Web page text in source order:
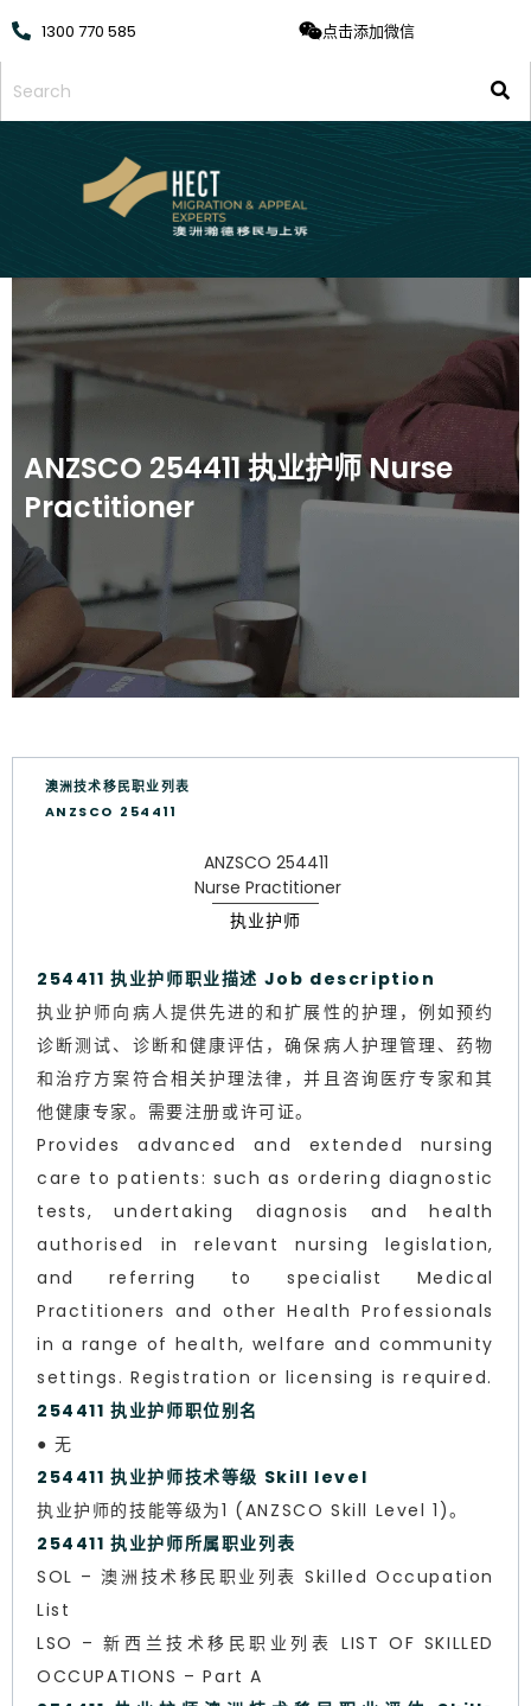
1300 770 585 点击添加微信
ANZSCO 254411 执业护师 Nurse
Practitioner
澳洲技术移民职业列表
ANZSCO 254411
ANZSCO 254411
Nurse Practitioner
执业护师
254411 执业护师职业描述 Job description
执业护师向病人提供先进的和扩展性的护理，例如预约
诊断测试、诊断和健康评估，确保病人护理管理、药物
和治疗方案符合相关护理法律，并且咨询医疗专家和其
他健康专家。需要注册或许可证。
Provides advanced and extended nursing
care to patients: such as ordering diagnostic
tests, undertaking diagnosis and health
authorised in relevant nursing legislation,
and referring to specialist Medical
Practitioners and other Health Professionals
in a range of health, welfare and community
settings. Registration or licensing is required.
254411 执业护师职位别名
● 无
254411 执业护师技术等级 Skill level
执业护师的技能等级为1 (ANZSCO Skill Level 1)。
254411 执业护师所属职业列表
SOL – 澳洲技术移民职业列表 Skilled Occupation
List
LSO – 新西兰技术移民职业列表 LIST OF SKILLED
OCCUPATIONS – Part A